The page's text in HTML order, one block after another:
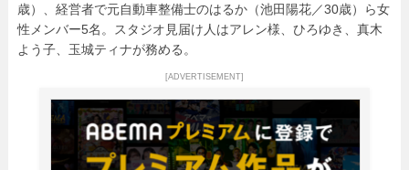
歳）、経営者で元自動車整備士のはるか（池田陽花／30歳）ら女
性メンバー5名。スタジオ見届け人はアレン様、ひろゆき、真木
よう子、玉城ティナが務める。
[ADVERTISEMENT]